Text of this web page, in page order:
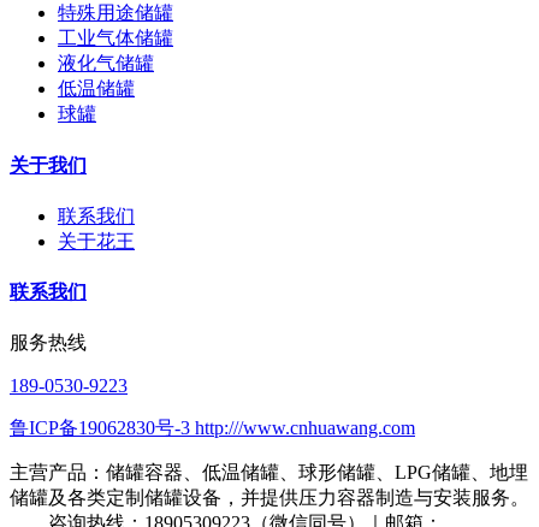
特殊用途储罐
工业气体储罐
液化气储罐
低温储罐
球罐
关于我们
联系我们
关于花王
联系我们
服务热线
189-0530-9223
鲁ICP备19062830号-3 http:///www.cnhuawang.com
主营产品：储罐容器、低温储罐、球形储罐、LPG储罐、地埋
储罐及各类定制储罐设备，并提供压力容器制造与安装服务。